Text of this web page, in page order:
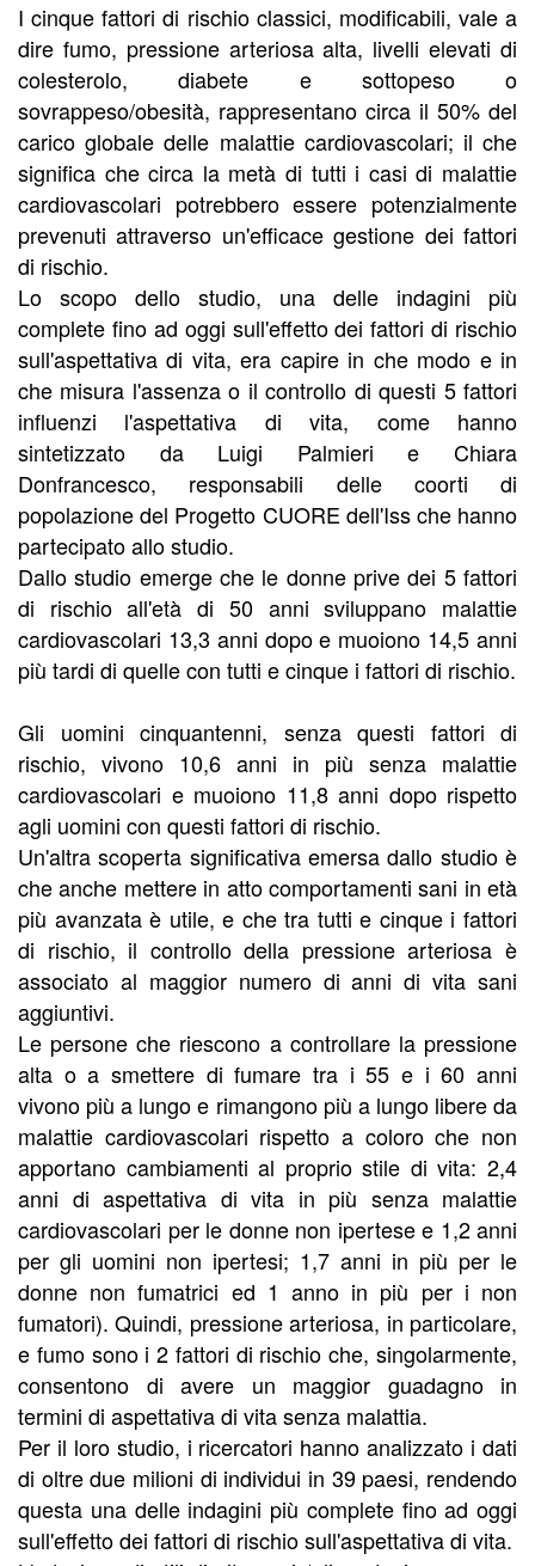
I cinque fattori di rischio classici, modificabili, vale a
dire fumo, pressione arteriosa alta, livelli elevati di
colesterolo, diabete e sottopeso o
sovrappeso/obesità, rappresentano circa il 50% del
carico globale delle malattie cardiovascolari; il che
significa che circa la metà di tutti i casi di malattie
cardiovascolari potrebbero essere potenzialmente
prevenuti attraverso un'efficace gestione dei fattori
di rischio.
Lo scopo dello studio, una delle indagini più
complete fino ad oggi sull'effetto dei fattori di rischio
sull'aspettativa di vita, era capire in che modo e in
che misura l'assenza o il controllo di questi 5 fattori
influenzi l'aspettativa di vita, come hanno
sintetizzato da Luigi Palmieri e Chiara
Donfrancesco, responsabili delle coorti di
popolazione del Progetto CUORE dell'Iss che hanno
partecipato allo studio.
Dallo studio emerge che le donne prive dei 5 fattori
di rischio all'età di 50 anni sviluppano malattie
cardiovascolari 13,3 anni dopo e muoiono 14,5 anni
più tardi di quelle con tutti e cinque i fattori di rischio.
Gli uomini cinquantenni, senza questi fattori di
rischio, vivono 10,6 anni in più senza malattie
cardiovascolari e muoiono 11,8 anni dopo rispetto
agli uomini con questi fattori di rischio.
Un'altra scoperta significativa emersa dallo studio è
che anche mettere in atto comportamenti sani in età
più avanzata è utile, e che tra tutti e cinque i fattori
di rischio, il controllo della pressione arteriosa è
associato al maggior numero di anni di vita sani
aggiuntivi.
Le persone che riescono a controllare la pressione
alta o a smettere di fumare tra i 55 e i 60 anni
vivono più a lungo e rimangono più a lungo libere da
malattie cardiovascolari rispetto a coloro che non
apportano cambiamenti al proprio stile di vita: 2,4
anni di aspettativa di vita in più senza malattie
cardiovascolari per le donne non ipertese e 1,2 anni
per gli uomini non ipertesi; 1,7 anni in più per le
donne non fumatrici ed 1 anno in più per i non
fumatori). Quindi, pressione arteriosa, in particolare,
e fumo sono i 2 fattori di rischio che, singolarmente,
consentono di avere un maggior guadagno in
termini di aspettativa di vita senza malattia.
Per il loro studio, i ricercatori hanno analizzato i dati
di oltre due milioni di individui in 39 paesi, rendendo
questa una delle indagini più complete fino ad oggi
sull'effetto dei fattori di rischio sull'aspettativa di vita.